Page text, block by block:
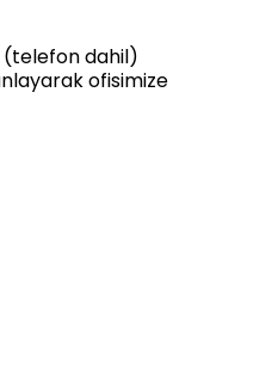
(telefon dahil)
ofisimize